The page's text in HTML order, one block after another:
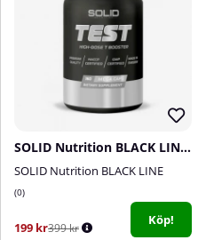
SOLID Nutrition BLACK LINE Test, 160 mega caps
SOLID Nutrition BLACK LINE
0
199 kr399 kr
Köp!